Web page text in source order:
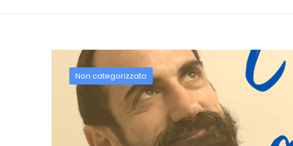
Non categorizzato